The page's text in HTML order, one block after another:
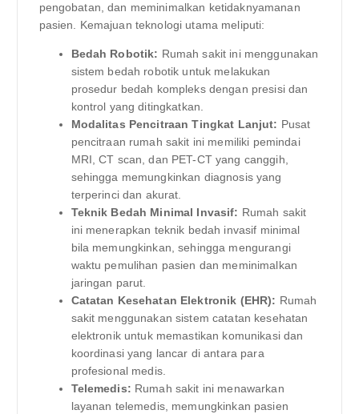
pengobatan, dan meminimalkan ketidaknyamanan
pasien. Kemajuan teknologi utama meliputi:
Bedah Robotik: Rumah sakit ini menggunakan
sistem bedah robotik untuk melakukan
prosedur bedah kompleks dengan presisi dan
kontrol yang ditingkatkan.
Modalitas Pencitraan Tingkat Lanjut: Pusat
pencitraan rumah sakit ini memiliki pemindai
MRI, CT scan, dan PET-CT yang canggih,
sehingga memungkinkan diagnosis yang
terperinci dan akurat.
Teknik Bedah Minimal Invasif: Rumah sakit
ini menerapkan teknik bedah invasif minimal
bila memungkinkan, sehingga mengurangi
waktu pemulihan pasien dan meminimalkan
jaringan parut.
Catatan Kesehatan Elektronik (EHR): Rumah
sakit menggunakan sistem catatan kesehatan
elektronik untuk memastikan komunikasi dan
koordinasi yang lancar di antara para
profesional medis.
Telemedis: Rumah sakit ini menawarkan
layanan telemedis, memungkinkan pasien